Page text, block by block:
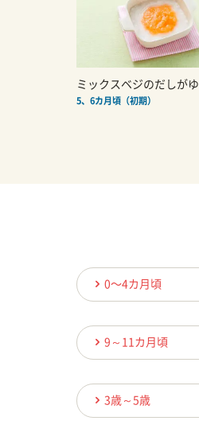
ミックスベジのだしがゆ
5、6カ月頃（初期）
0〜4カ月頃
9～11カ月頃
3歳～5歳